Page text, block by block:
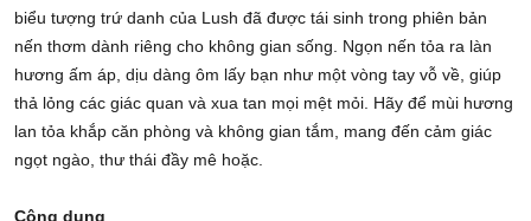
biểu tượng trứ danh của Lush đã được tái sinh trong phiên bản
nến thơm dành riêng cho không gian sống. Ngọn nến tỏa ra làn
hương ấm áp, dịu dàng ôm lấy bạn như một vòng tay vỗ về, giúp
thả lỏng các giác quan và xua tan mọi mệt mỏi. Hãy để mùi hương
lan tỏa khắp căn phòng và không gian tắm, mang đến cảm giác
ngọt ngào, thư thái đầy mê hoặc.
Công dụng